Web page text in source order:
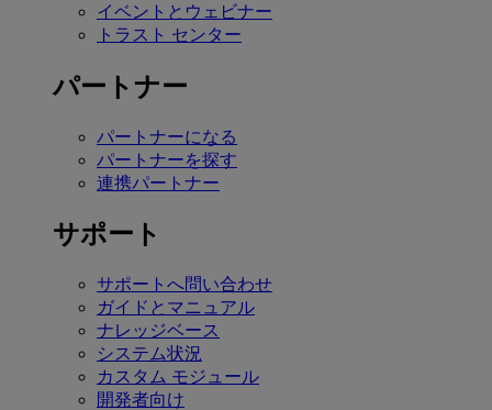
イベントとウェビナー
トラスト センター
パートナー
パートナーになる
パートナーを探す
連携パートナー
サポート
サポートへ問い合わせ
ガイドとマニュアル
ナレッジベース
システム状況
カスタム モジュール
開発者向け